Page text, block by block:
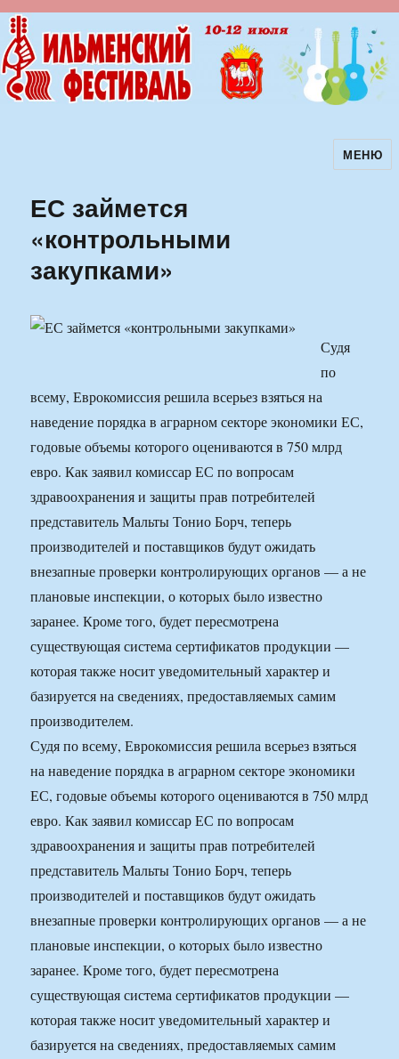
Ильменский фестиваль авторскойМЕНЮ
ЕС займется
«контрольными
закупками»
Судя
по
всему, Еврокомиссия решила всерьез взяться на
наведение порядка в аграрном секторе экономики ЕС,
годовые объемы которого оцениваются в 750 млрд
евро. Как заявил комиссар ЕС по вопросам
здравоохранения и защиты прав потребителей
представитель Мальты Тонио Борч, теперь
производителей и поставщиков будут ожидать
внезапные проверки контролирующих органов — а не
плановые инспекции, о которых было известно
заранее. Кроме того, будет пересмотрена
существующая система сертификатов продукции —
которая также носит уведомительный характер и
базируется на сведениях, предоставляемых самим
производителем.
Судя по всему, Еврокомиссия решила всерьез взяться
на наведение порядка в аграрном секторе экономики
ЕС, годовые объемы которого оцениваются в 750 млрд
евро. Как заявил комиссар ЕС по вопросам
здравоохранения и защиты прав потребителей
представитель Мальты Тонио Борч, теперь
производителей и поставщиков будут ожидать
внезапные проверки контролирующих органов — а не
плановые инспекции, о которых было известно
заранее. Кроме того, будет пересмотрена
существующая система сертификатов продукции —
которая также носит уведомительный характер и
базируется на сведениях, предоставляемых самим